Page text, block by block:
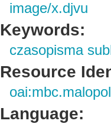
image/x.djvu
Keywords:
czasopisma
Resource
Language: